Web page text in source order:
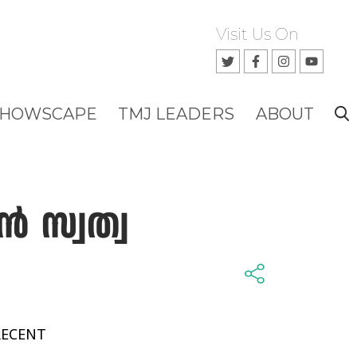
Visit Us On
TMJ LEADERS ABOUT
സ്വത്വ